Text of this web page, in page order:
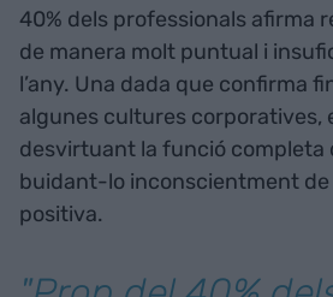
40% dels professionals afirma
de manera molt puntual i
l’any. Una dada que confirma
algunes cultures corporatives,
desvirtuant la funció completa
buidant-lo inconscientment de
positiva.